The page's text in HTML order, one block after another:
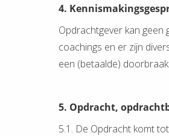
4.
Opdrachtgever kan geen
coachings en er zijn
een (betaalde)
5. Opdracht,
5.1. De Opdracht komt